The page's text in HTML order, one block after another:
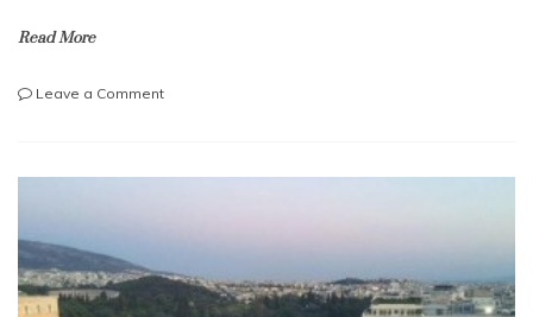
Read More
Leave a Commenton
Omong
Kosong